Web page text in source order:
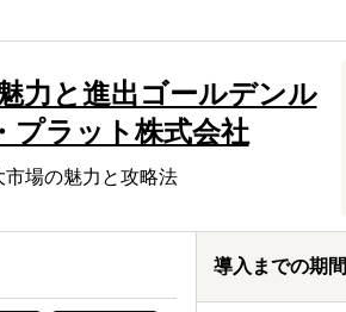
力と進出ゴールデンル
プラット株式会社
場の魅力と攻略法
導入までの期間